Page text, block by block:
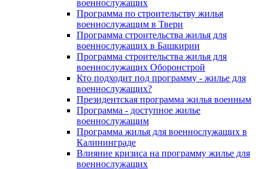
военнослужащих
Программа по строительству жилья
военнослужащим в Твери
Программа строительства жилья для
военнослужащих в Башкирии
Программа строительства жилья для
военнослужащих Оборонстрой
Кто подходит под программу - жилье для
военнослужащих?
Президентская программа жилья военным
Программа - доступное жилье
военнослужащим
Программа жилья для военнослужащих в
Калининграде
Влияние кризиса на программу жилье для
военнослужащих